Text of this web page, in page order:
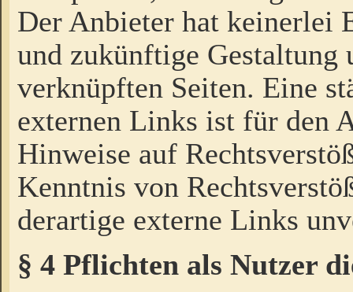
Der Anbieter hat keinerlei
und zukünftige Gestaltung
verknüpften Seiten. Eine
externen Links ist für den
Hinweise auf
Kenntnis von
derartige externe Links
§ 4 Pflichten als Nutzer